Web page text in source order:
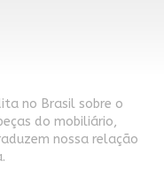
no Brasil sobre o
do mobiliário,
nossa relação